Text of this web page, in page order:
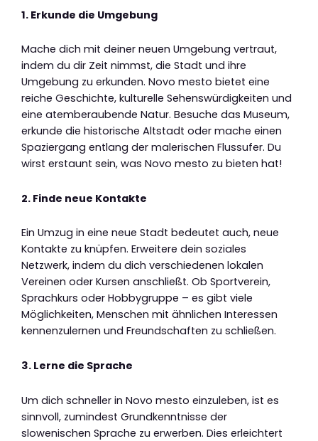
1. Erkunde die Umgebung
Mache dich mit deiner neuen Umgebung vertraut,
indem du dir Zeit nimmst, die Stadt und ihre
Umgebung zu erkunden. Novo mesto bietet eine
reiche Geschichte, kulturelle Sehenswürdigkeiten und
eine atemberaubende Natur. Besuche das Museum,
erkunde die historische Altstadt oder mache einen
Spaziergang entlang der malerischen Flussufer. Du
wirst erstaunt sein, was Novo mesto zu bieten hat!
2. Finde neue Kontakte
Ein Umzug in eine neue Stadt bedeutet auch, neue
Kontakte zu knüpfen. Erweitere dein soziales
Netzwerk, indem du dich verschiedenen lokalen
Vereinen oder Kursen anschließt. Ob Sportverein,
Sprachkurs oder Hobbygruppe – es gibt viele
Möglichkeiten, Menschen mit ähnlichen Interessen
kennenzulernen und Freundschaften zu schließen.
3. Lerne die Sprache
Um dich schneller in Novo mesto einzuleben, ist es
sinnvoll, zumindest Grundkenntnisse der
slowenischen Sprache zu erwerben. Dies erleichtert